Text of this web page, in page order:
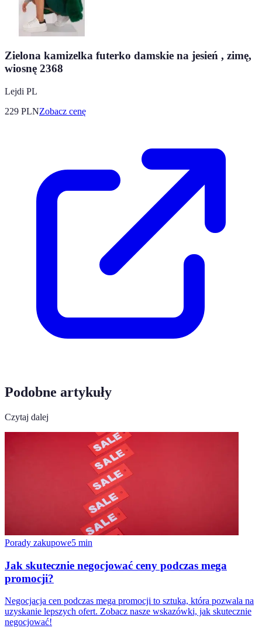
Zielona kamizelka futerko damskie na jesień , zimę,
wiosnę 2368
Lejdi PL
229 PLNZobacz cenę
Podobne artykuły
Czytaj dalej
Porady zakupowe5 min
Jak skutecznie negocjować ceny podczas mega
promocji?
Negocjacja cen podczas mega promocji to sztuka, która pozwala na
uzyskanie lepszych ofert. Zobacz nasze wskazówki, jak skutecznie
negocjować!